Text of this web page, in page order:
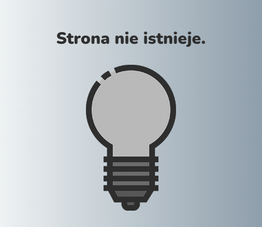
Strona nie istnieje.